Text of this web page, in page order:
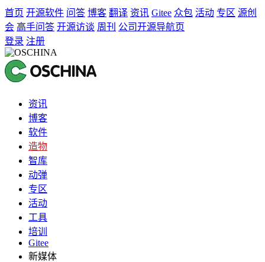
首页 开源软件 问答 博客 翻译 资讯 Gitee 众包 活动 专区 源创
会 高手问答 开源访谈 周刊 公司开源导航页
登录 注册
资讯
博客
软件
造物
智库
动弹
专区
活动
工具
培训
Gitee
新媒体